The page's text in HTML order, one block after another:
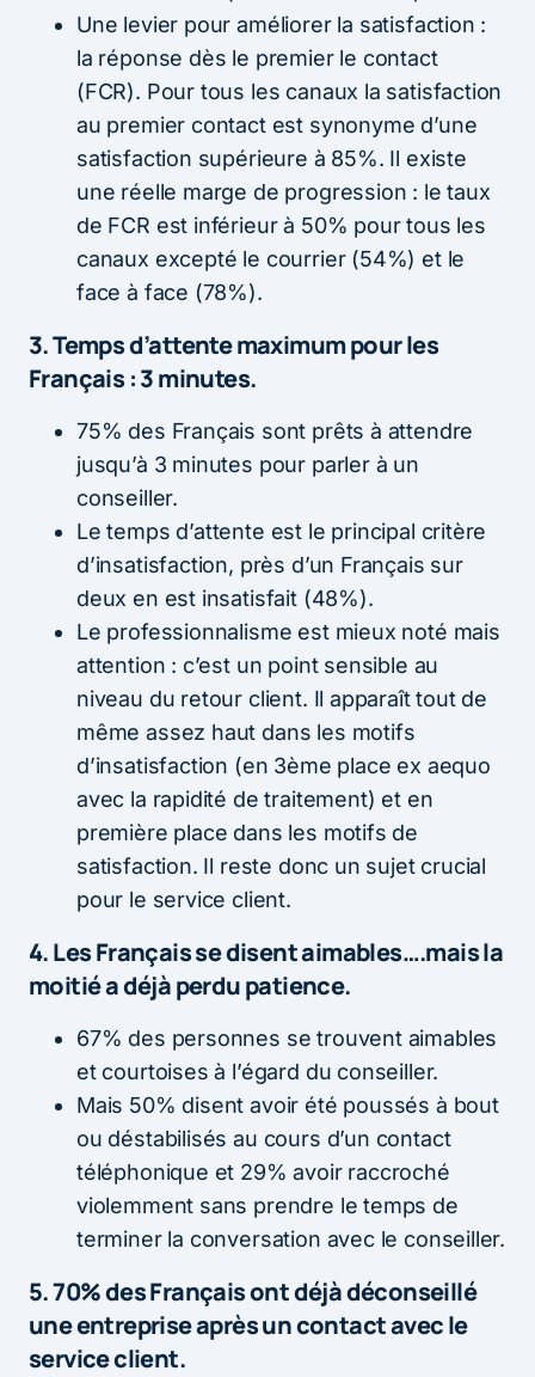
Une levier pour améliorer la satisfaction :
la réponse dès le premier le contact
(FCR). Pour tous les canaux la satisfaction
au premier contact est synonyme d’une
satisfaction supérieure à 85%. Il existe
une réelle marge de progression : le taux
de FCR est inférieur à 50% pour tous les
canaux excepté le courrier (54%) et le
face à face (78%).
3. Temps d’attente maximum pour les
Français : 3 minutes.
75% des Français sont prêts à attendre
jusqu’à 3 minutes pour parler à un
conseiller.
Le temps d’attente est le principal critère
d’insatisfaction, près d’un Français sur
deux en est insatisfait (48%).
Le professionnalisme est mieux noté mais
attention : c’est un point sensible au
niveau du retour client. Il apparaît tout de
même assez haut dans les motifs
d’insatisfaction (en 3ème place ex aequo
avec la rapidité de traitement) et en
première place dans les motifs de
satisfaction. Il reste donc un sujet crucial
pour le service client.
4. Les Français se disent aimables….mais la
moitié a déjà perdu patience.
67% des personnes se trouvent aimables
et courtoises à l’égard du conseiller.
Mais 50% disent avoir été poussés à bout
ou déstabilisés au cours d’un contact
téléphonique et 29% avoir raccroché
violemment sans prendre le temps de
terminer la conversation avec le conseiller.
5. 70% des Français ont déjà déconseillé
une entreprise après un contact avec le
service client.